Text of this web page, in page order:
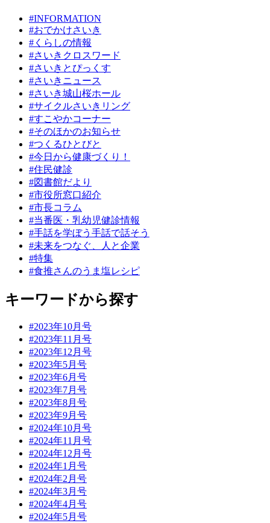
#INFORMATION
#おでかけさいき
#くらしの情報
#さいきクロスワード
#さいきとぴっくす
#さいきニュース
#さいき城山桜ホール
#サイクルさいきリング
#すこやかコーナー
#そのほかのお知らせ
#つくるひとびと
#今日から健康づくり！
#住民健診
#図書館だより
#市役所窓口紹介
#市長コラム
#当番医・乳幼児健診情報
#手話を学ぼう手話で話そう
#未来をつなぐ、人と企業
#特集
#食推さんのうま塩レシピ
キーワードから探す
#2023年10月号
#2023年11月号
#2023年12月号
#2023年5月号
#2023年6月号
#2023年7月号
#2023年8月号
#2023年9月号
#2024年10月号
#2024年11月号
#2024年12月号
#2024年1月号
#2024年2月号
#2024年3月号
#2024年4月号
#2024年5月号